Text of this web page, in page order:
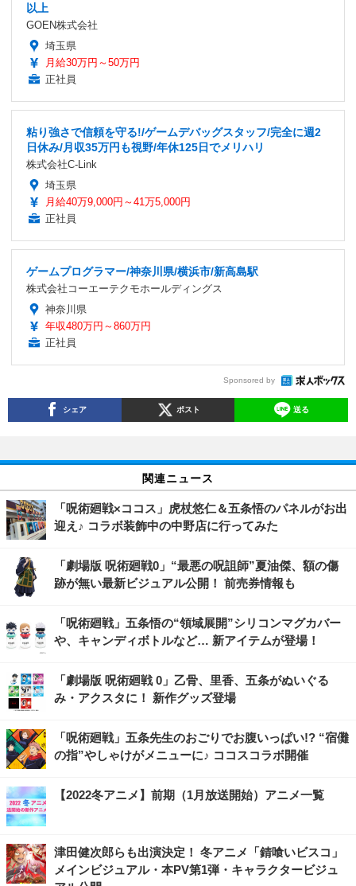
以上
GOEN株式会社
埼玉県
月給30万円～50万円
正社員
粘り強さで信頼を守る!/ゲームデバッグスタッフ/完全に週2
日休み/月収35万円も視野/年休125日でメリハリ
株式会社C-Link
埼玉県
月給40万9,000円～41万5,000円
正社員
ゲームプログラマー/神奈川県/横浜市/新高島駅
株式会社コーエーテクモホールディングス
神奈川県
年収480万円～860万円
正社員
Sponsored by
シェア ポスト 送る
関連ニュース
「呪術廻戦×ココス」虎杖悠仁＆五条悟のパネルがお出
迎え♪ コラボ装飾中の中野店に行ってみた
「劇場版 呪術廻戦0」“最悪の呪詛師”夏油傑、額の傷
跡が無い最新ビジュアル公開！ 前売券情報も
「呪術廻戦」五条悟の“領域展開”シリコンマグカバー
や、キャンディボトルなど… 新アイテムが登場！
「劇場版 呪術廻戦 0」乙骨、里香、五条がぬいぐる
み・アクスタに！ 新作グッズ登場
「呪術廻戦」五条先生のおごりでお腹いっぱい!? “宿儺
の指”やしゃけがメニューに♪ ココスコラボ開催
【2022冬アニメ】前期（1月放送開始）アニメ一覧
津田健次郎らも出演決定！ 冬アニメ「錆喰いビスコ」
メインビジュアル・本PV第1弾・キャラクタービジュ